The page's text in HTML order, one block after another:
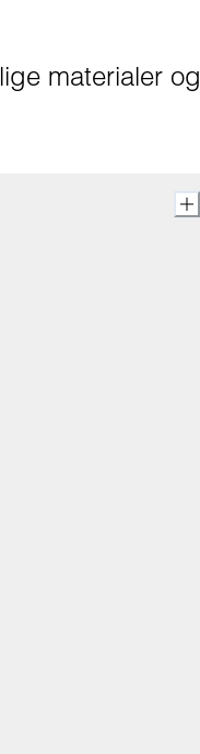
materialer og